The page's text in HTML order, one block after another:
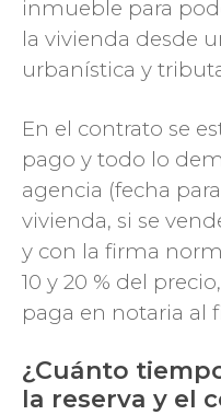
inmueble para
la vivienda desde
urbanística y
En el contrato se
pago y todo lo
agencia (fecha
vivienda, si se
y con la firma
10 y 20 % del
paga en notaria al
¿Cuánto
la reserva y el